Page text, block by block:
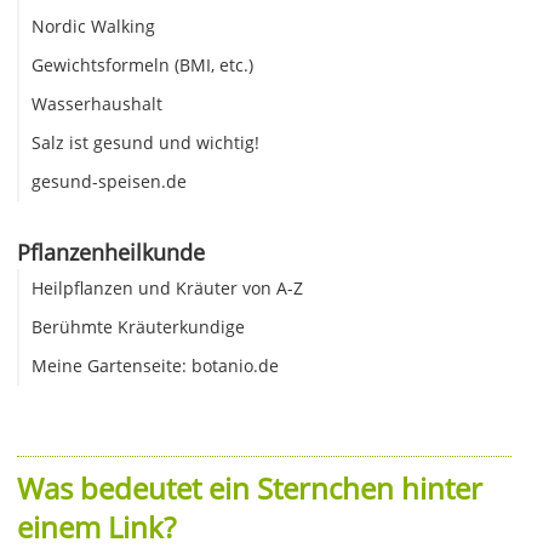
Nordic Walking
Gewichtsformeln (BMI, etc.)
Wasserhaushalt
Salz ist gesund und wichtig!
gesund-speisen.de
Pflanzenheilkunde
Heilpflanzen und Kräuter von A-Z
Berühmte Kräuterkundige
Meine Gartenseite: botanio.de
Was bedeutet ein Sternchen hinter
einem Link?